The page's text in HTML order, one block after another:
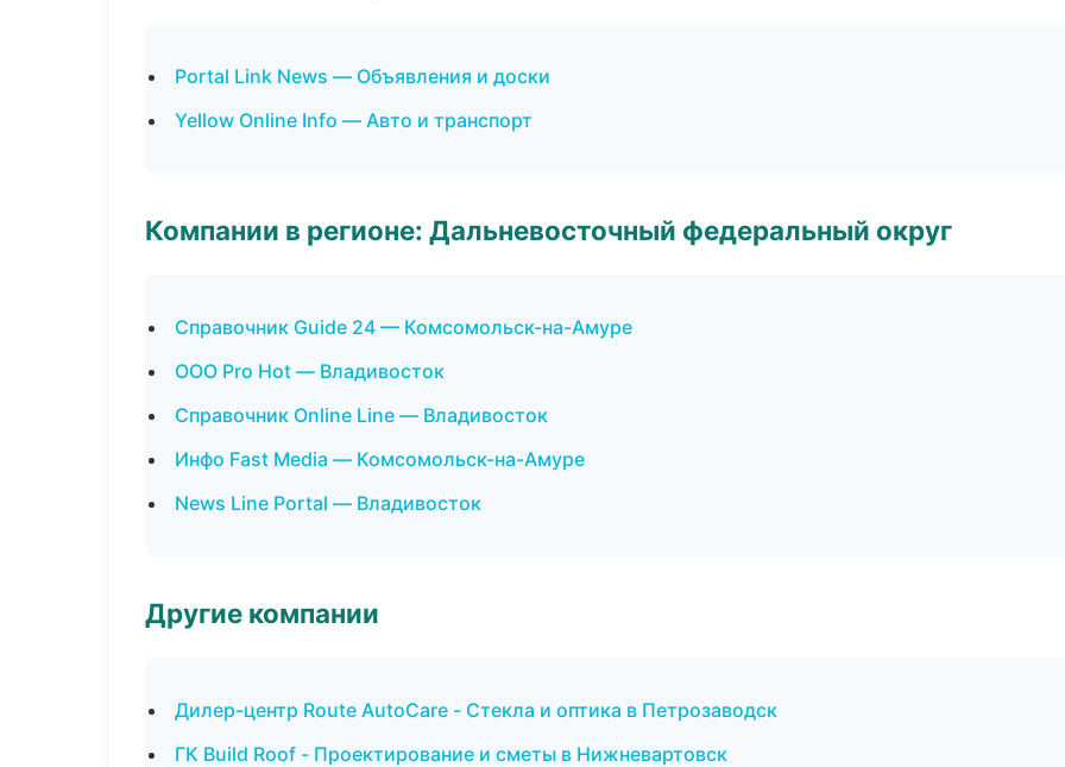
Portal Link News — Объявления и доски
Yellow Online Info — Авто и транспорт
Компании в регионе: Дальневосточный федеральный округ
Справочник Guide 24 — Комсомольск-на-Амуре
ООО Pro Hot — Владивосток
Справочник Online Line — Владивосток
Инфо Fast Media — Комсомольск-на-Амуре
News Line Portal — Владивосток
Другие компании
Дилер-центр Route AutoCare - Стекла и оптика в Петрозаводск
ГК Build Roof - Проектирование и сметы в Нижневартовск